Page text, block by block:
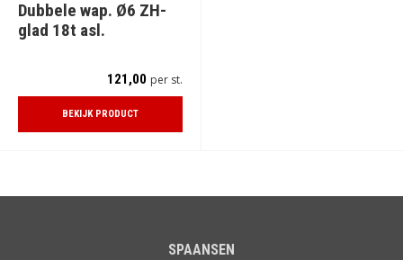
Dubbele wap. Ø6 ZH-
glad 18t asl.
121,00 per st.
BEKIJK PRODUCT
SPAANSEN